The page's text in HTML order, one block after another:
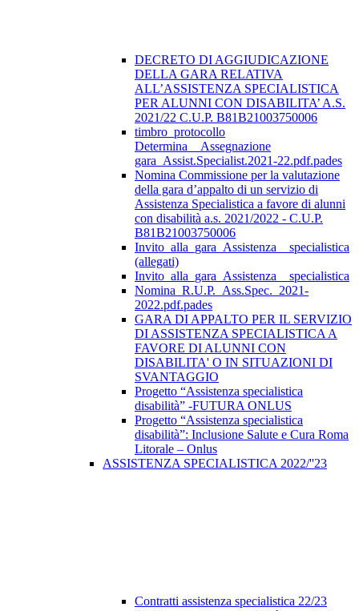
DECRETO DI AGGIUDICAZIONE
DELLA GARA RELATIVA
ALL’ASSISTENZA SPECIALISTICA
PER ALUNNI CON DISABILITA’ A.S.
2021/22 C.U.P. B81B21003750006
timbro_protocollo
Determina__Assegnazione
gara_Assist.Specialist.2021-22.pdf.pades
Nomina Commissione per la valutazione
della gara d’appalto di un servizio di
Assistenza Specialistica a favore di alunni
con disabilità a.s. 2021/2022 - C.U.P.
B81B21003750006
Invito_alla_gara_Assistenza__specialistica
(allegati)
Invito_alla_gara_Assistenza__specialistica
Nomina_R.U.P._Ass.Spec._2021-
2022.pdf.pades
GARA DI APPALTO PER IL SERVIZIO
DI ASSISTENZA SPECIALISTICA A
FAVORE DI ALUNNI CON
DISABILITA' O IN SITUAZIONI DI
SVANTAGGIO
Progetto “Assistenza specialistica
disabilità” -FUTURA ONLUS
Progetto “Assistenza specialistica
disabilità”: Inclusione Salute e Cura Roma
Litorale – Onlus
ASSISTENZA SPECIALISTICA 2022/''23
Contratti assistenza specialistica 22/23